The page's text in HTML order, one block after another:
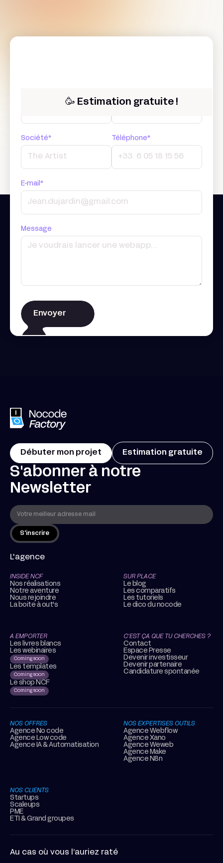
🥳 Estimation gratuite !
Société* Téléphone*
E-mail*
Message
Débuter mon projet Estimation gratuite
S'abonner à notre
Newsletter
L'agence
INSIDE NCF
Nos réalisations
Notre aventure
Nous rejoindre
La boite à out's
SUR PLACE
Le blog
Les comparatifs
Les tutoriels
Le dico du nocode
A EMPORTER
Les livres blancs
Les webinaires
Coming soon
Les templates
Coming soon
Le shop NCF
Coming soon
C’EST ÇA QUE TU CHERCHES ?
Contact
Espace Presse
Devenir investisseur
Devenir partenaire
Candidature spontanée
NOS OFFRES
Agence No code
Agence Low code
Agence IA & Automatisation
NOS EXPERTISES OUTILS
Agence Webflow
Agence Xano
Agence Weweb
Agence Make
Agence N8n
NOS CLIENTS
Startups
Scaleups
PME
ETI & Grand groupes
Au cas où vous l’auriez raté